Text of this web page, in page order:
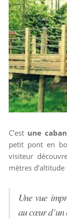
C’est une
petit pont en
visiteur
mètres d’altitude
Une vue
au cœur